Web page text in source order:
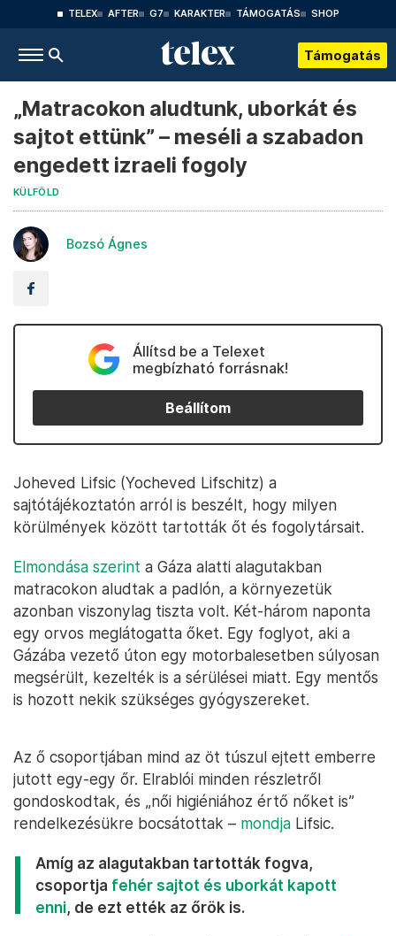
TELEX AFTER G7 KARAKTER TÁMOGATÁS SHOP
Támogatás
„Matracokon aludtunk, uborkát és
sajtot ettünk” – meséli a szabadon
engedett izraeli fogoly
KÜLFÖLD
Bozsó Ágnes
Állítsd be a Telexet
megbízható forrásnak!
Beállítom
Joheved Lifsic (Yocheved Lifschitz) a
sajtótájékoztatón arról is beszélt, hogy milyen
körülmények között tartották őt és fogolytársait.
Elmondása szerint a Gáza alatti alagutakban
matracokon aludtak a padlón, a környezetük
azonban viszonylag tiszta volt. Két-három naponta
egy orvos meglátogatta őket. Egy foglyot, aki a
Gázába vezető úton egy motorbalesetben súlyosan
megsérült, kezelték is a sérülései miatt. Egy mentős
is hozott nekik szükséges gyógyszereket.
Az ő csoportjában mind az öt túszul ejtett emberre
jutott egy-egy őr. Elrablói minden részletről
gondoskodtak, és „női higiéniához értő nőket is”
rendelkezésükre bocsátottak – mondja Lifsic.
Amíg az alagutakban tartották fogva,
csoportja fehér sajtot és uborkát kapott
enni, de ezt ették az őrök is.